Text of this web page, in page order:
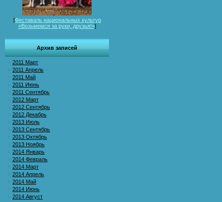
[Фестиваль национальных культур
«Возьмемся за руки, друзья!»]
Архив записей
2011 Март
2011 Апрель
2011 Май
2011 Июнь
2011 Сентябрь
2012 Март
2012 Сентябрь
2012 Декабрь
2013 Июль
2013 Сентябрь
2013 Октябрь
2013 Ноябрь
2014 Январь
2014 Февраль
2014 Март
2014 Апрель
2014 Май
2014 Июнь
2014 Август